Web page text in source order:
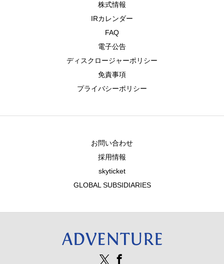
株式情報
IRカレンダー
FAQ
電子公告
ディスクロージャーポリシー
免責事項
プライバシーポリシー
お問い合わせ
採用情報
skyticket
GLOBAL SUBSIDIARIES